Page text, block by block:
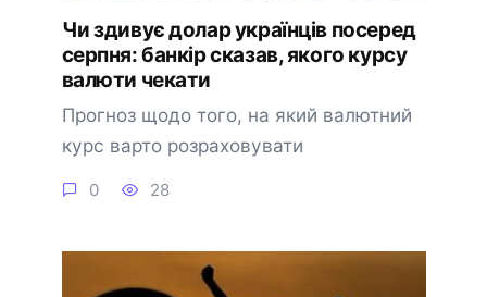
Чи здивує долар українців посеред
серпня: банкір сказав, якого курсу
валюти чекати
Прогноз щодо того, на який валютний
курс варто розраховувати
0 28